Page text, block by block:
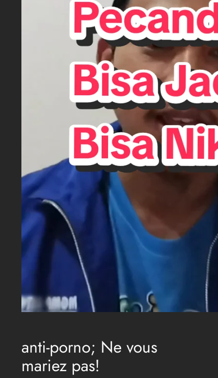
anti-porno; Ne vous
mariez pas!